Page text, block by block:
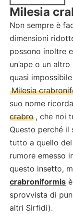
Milesia
Non sempre è
dimensioni
possono inoltre
un’ape o un
quasi
Milesia
suo nome
crabro , che noi
Questo perché
tutto a quello
rumore emesso
questo insetto,
crabroniformis
sprovvista di
altri Sirfidi).